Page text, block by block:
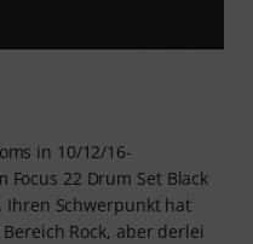
in 10/12/16-
22 Drum Set Black
Ihren Schwerpunkt hat
Rock, aber derlei